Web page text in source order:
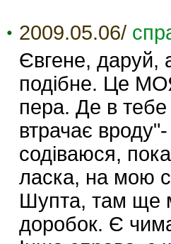
2009.05.06/
Євгене, даруй,
подібне. Це
пера. Де в
втрачає
содіваюся,
ласка, на мою
Шупта, там ще
доробок. Є